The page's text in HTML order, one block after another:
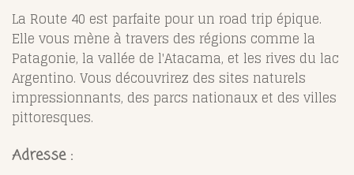
La Route 40 est parfaite pour un road trip épique.
Elle vous mène à travers des régions comme la
Patagonie, la vallée de l'Atacama, et les rives du lac
Argentino. Vous découvrirez des sites naturels
impressionnants, des parcs nationaux et des villes
pittoresques.
Adresse :